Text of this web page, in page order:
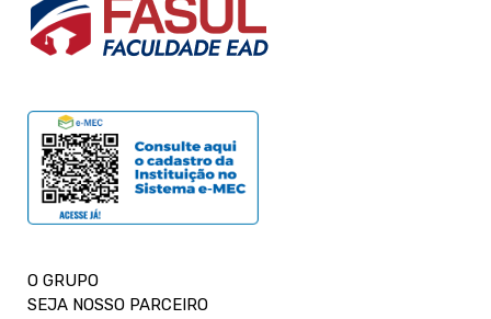
O GRUPO
SEJA NOSSO PARCEIRO